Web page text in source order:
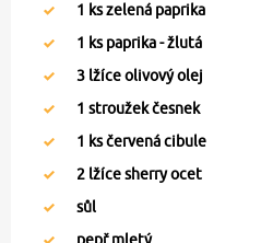
1 ks zelená paprika
1 ks paprika - žlutá
3 lžíce olivový olej
1 stroužek česnek
1 ks červená cibule
2 lžíce sherry ocet
sůl